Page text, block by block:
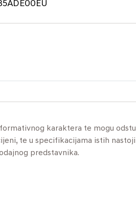
karaktera te mogu
te u specifikacijama istih
predstavnika.